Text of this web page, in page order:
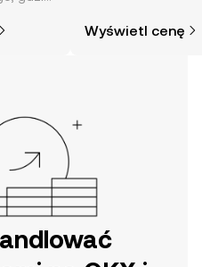
Wyświetl cenę